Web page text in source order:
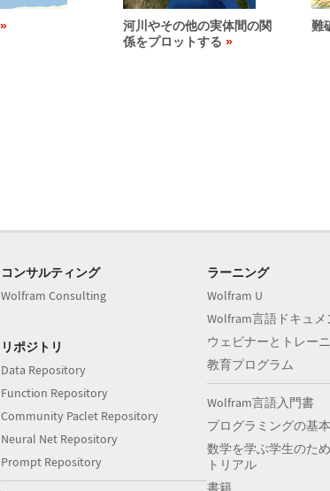
河川やその他の実体間の関
係をプロットする
難
コンサルティング
Wolfram Consulting
リポジトリ
Data Repository
Function Repository
Community Paclet Repository
Neural Net Repository
Prompt Repository
ラーニング
Wolfram U
Wolfram言語ドキュメ
ウェビナーとトレー
教育プログラム
Wolfram言語入門書
プログラミングの基本
数学を学ぶ学生のた
トリアル
書籍